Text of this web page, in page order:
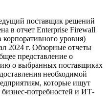
поставщик решений
в отчет Enterprise Firewall
корпоративного уровня)
2024 г. Обзорные отчеты
представление о
о выбранных поставщиках
необходимой
которые ищут
потребностей и ИТ-